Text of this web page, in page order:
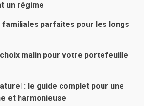
un régime
parfaites pour les longs
malin pour votre portefeuille
: le guide complet pour une
et harmonieuse